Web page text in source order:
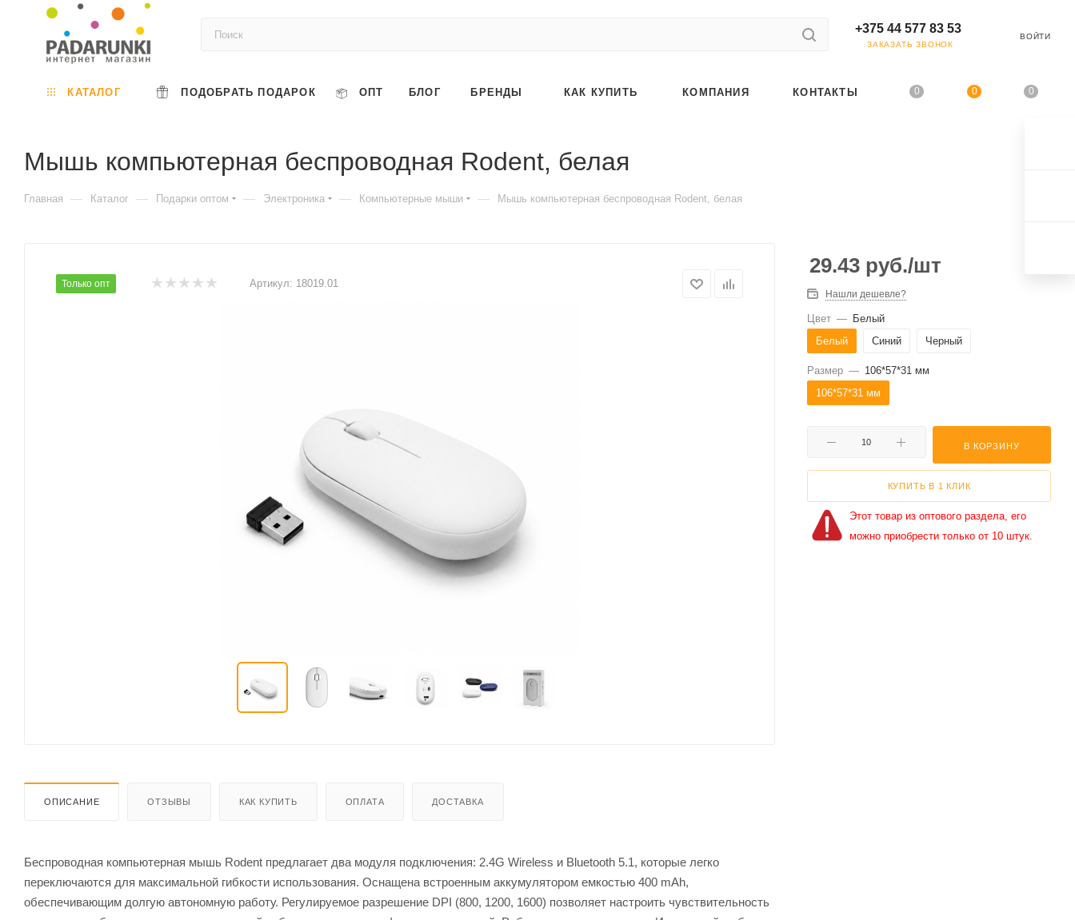
+375 44 577 83 53
ЗАКАЗАТЬ ЗВОНОК
ВОЙТИ
0 0 0
КАТАЛОГ ПОДОБРАТЬ ПОДАРОК ОПТ БЛОГ БРЕНДЫ КАК КУПИТЬ КОМПАНИЯ КОНТАКТЫ
Мышь компьютерная беспроводная Rodent, белая
Главная — Каталог — Подарки оптом — Электроника — Компьютерные мыши — Мышь компьютерная беспроводная Rodent, белая
Только опт Артикул: 18019.01
ОПИСАНИЕ ОТЗЫВЫ КАК КУПИТЬ ОПЛАТА ДОСТАВКА
Беспроводная компьютерная мышь Rodent предлагает два модуля подключения: 2.4G Wireless и Bluetooth 5.1, которые легко
переключаются для максимальной гибкости использования. Оснащена встроенным аккумулятором емкостью 400 mAh,
обеспечивающим долгую автономную работу. Регулируемое разрешение DPI (800, 1200, 1600) позволяет настроить чувствительность
29.43 руб./шт
Нашли дешевле?
Цвет — Белый
Белый
Синий Черный
Размер — 106*57*31 мм
106*57*31 мм
В КОРЗИНУ
КУПИТЬ В 1 КЛИК
Этот товар из оптового раздела, его
можно приобрести только от 10 штук.